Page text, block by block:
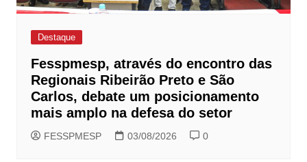
Destaque
Fesspmesp, através do encontro das
Regionais Ribeirão Preto e São
Carlos, debate um posicionamento
mais amplo na defesa do setor
FESSPMESP 03/08/2026 0